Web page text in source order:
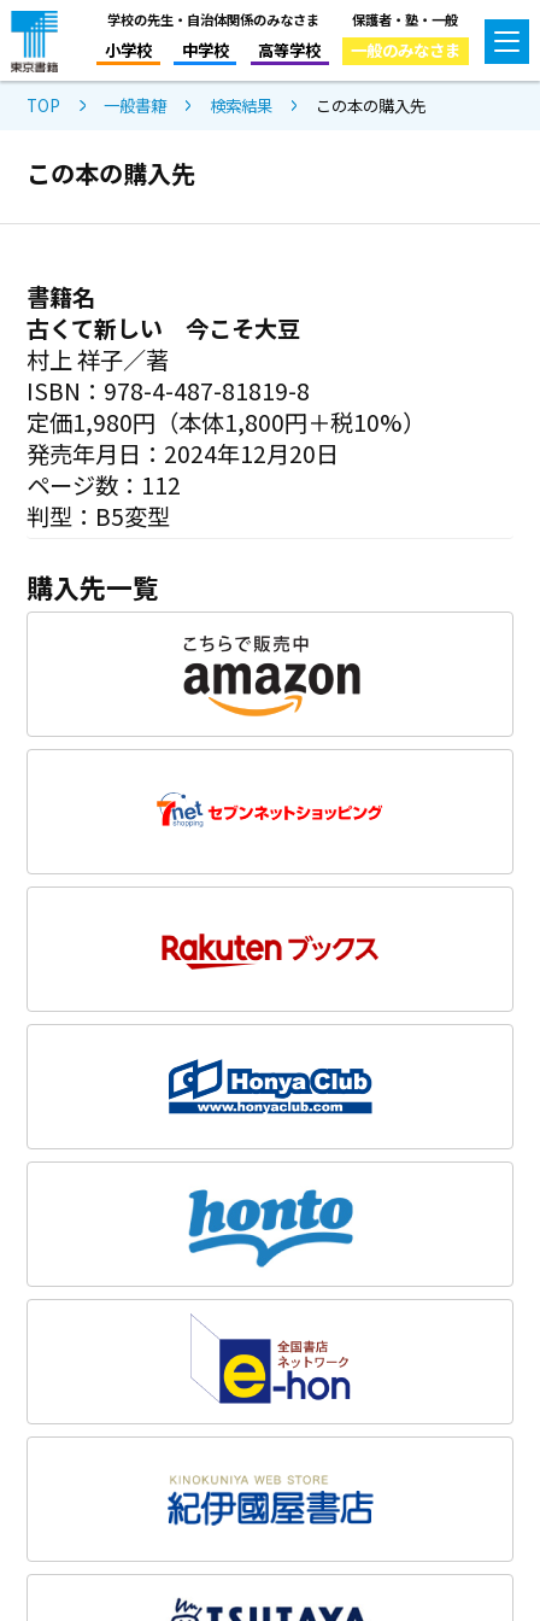
学校の先生・自治体関係のみなさま
小学校 中学校 高等学校
保護者・塾・一般
一般のみなさま
TOP 一般書籍 検索結果 この本の購入先
この本の購入先
書籍名
古くて新しい 今こそ大豆
村上 祥子／著
ISBN：978-4-487-81819-8
定価1,980円（本体1,800円＋税10%）
発売年月日：2024年12月20日
ページ数：112
判型：B5変型
購入先一覧